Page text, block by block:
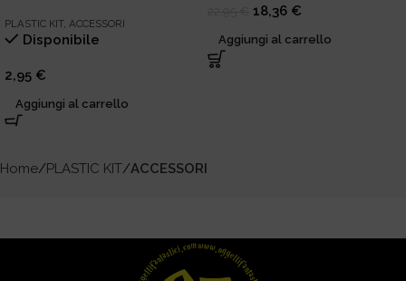
PLASTIC KIT, ACCESSORI
Disponibile
2,95 €
Aggiungi al carrello
18,36 €
Aggiungi al carrello
Home PLASTIC KIT ACCESSORI